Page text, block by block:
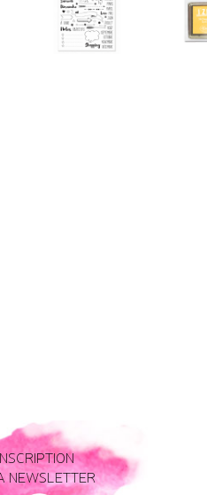
NEWSLETTER